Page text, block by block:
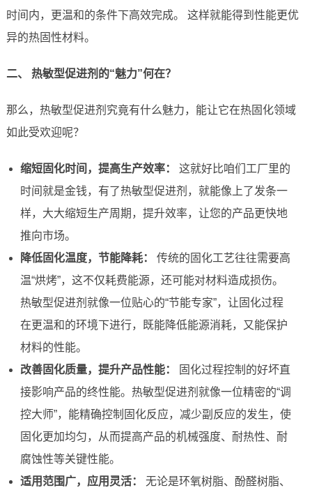
时间内，更温和的条件下高效完成。 这样就能得到性能更优
异的热固性材料。
二、 热敏型促进剂的“魅力”何在？
那么，热敏型促进剂究竟有什么魅力，能让它在热固化领域
如此受欢迎呢？
缩短固化时间，提高生产效率：
这就好比咱们工厂里的
时间就是金钱，有了热敏型促进剂，就能像上了发条一
样，大大缩短生产周期，提升效率，让您的产品更快地
推向市场。
降低固化温度，节能降耗：
传统的固化工艺往往需要高
温“烘烤”，这不仅耗费能源，还可能对材料造成损伤。
热敏型促进剂就像一位贴心的“节能专家”，让固化过程
在更温和的环境下进行，既能降低能源消耗，又能保护
材料的性能。
改善固化质量，提升产品性能：
固化过程控制的好坏直
接影响产品的终性能。热敏型促进剂就像一位精密的“调
控大师”，能精确控制固化反应，减少副反应的发生，使
固化更加均匀，从而提高产品的机械强度、耐热性、耐
腐蚀性等关键性能。
适用范围广，应用灵活：
无论是环氧树脂、酚醛树脂、